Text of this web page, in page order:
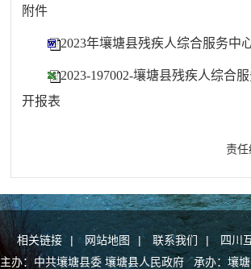
附件
2023年壤塘县残疾人综合服务中
2023-197002-壤塘县残疾人综合
开报表
责任
相关链接 | 网站地图 | 联系我们 |
四川
主办：中共壤塘县委 壤塘县人民政府 承办：壤